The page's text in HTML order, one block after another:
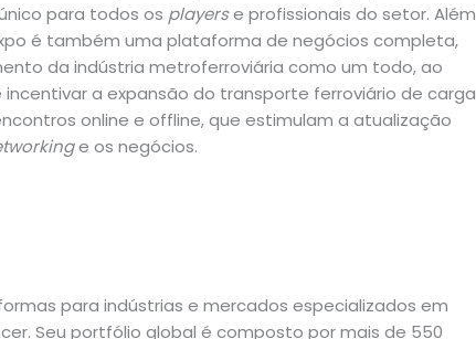
para todos os playerse profissionais do setor. Além
é também uma plataforma de negócios completa,
da indústria metroferroviária como um todo, ao
incentivar a expansão do transporte ferroviário de carga
online e offline, que estimulam a atualização
e os negócios.
para indústrias e mercados especializados em
Seu portfólio global é composto por mais de 550